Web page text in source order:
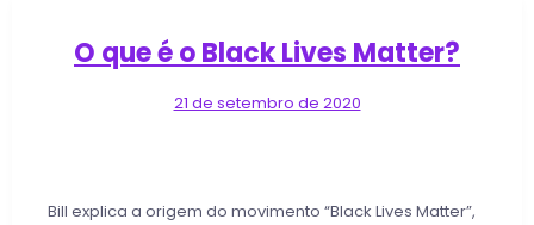
O que é o Black Lives Matter?
21 de setembro de 2020
Bill explica a origem do movimento “Black Lives Matter”,